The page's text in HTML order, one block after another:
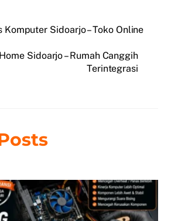
Komputer Sidoarjo – Toko Online
Sidoarjo – Rumah Canggih
Terintegrasi